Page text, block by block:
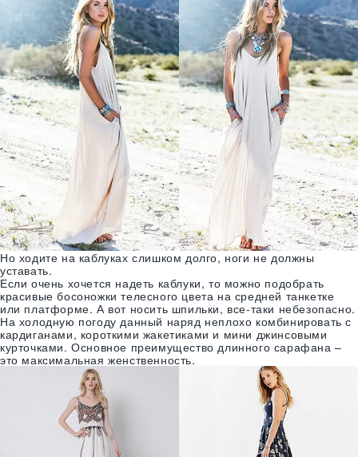
Но ходите на каблуках слишком долго, ноги не должны
уставать.
Если очень хочется надеть каблуки, то можно подобрать
красивые босоножки телесного цвета на средней танкетке
или платформе. А вот носить шпильки, все-таки небезопасно.
На холодную погоду данный наряд неплохо комбинировать с
кардиганами, короткими жакетиками и мини джинсовыми
курточками. Основное преимущество длинного сарафана –
это максимальная женственность.